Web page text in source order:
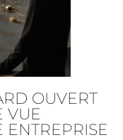
OUVERT
VUE
ENTREPRISE